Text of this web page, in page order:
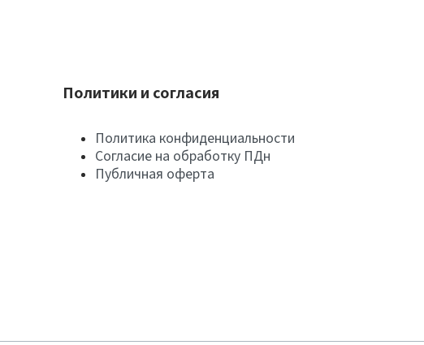
Политики и согласия
Политика конфиденциальности
Согласие на обработку ПДн
Публичная оферта